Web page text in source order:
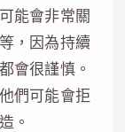
能會非常關
，因為持續
會很謹慎。
們可能會拒
。